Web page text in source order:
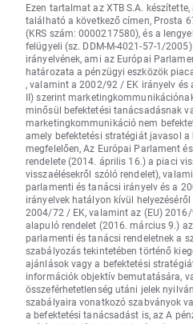
Ezen tartalmat az XTB S.A.
található a következő címen, Prosta
(KRS szám: 0000217580), és a
felügyeli (sz. DDM-M-4021-57-1/
irányelvének, ami az Európai
határozata a pénzügyi eszközök
, valamint a 2002/92 / EK irányelv és
II) szerint
minősül befektetési tanácsadásnak
marketingkommunikáció nem
amely befektetési stratégiát javasol a
megfelelően, Az Európai Parlament
rendelete (2014. április 16.) a piaci
visszaélésekről szóló rendelet),
parlamenti és tanácsi irányelv és a
irányelvek hatályon kívül
2004/72 / EK, valamint az (EU)
alapuló rendelet (2016. március 9.)
parlamenti és tanácsi rendeletnek a
szabályozás tekintetében történő
ajánlások vagy a befektetési
információk objektív bemutatására,
összeférhetetlenség utáni jelek
szabályaira vonatkozó szabványok
a befektetési tanácsadást is, az A